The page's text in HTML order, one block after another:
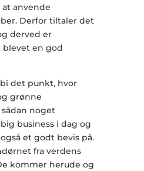
anvende
Derfor tiltaler det
derved er
blevet en god
det punkt, hvor
grønne
noget
business i dag og
et godt bevis på.
fra verdens
kommer herude og